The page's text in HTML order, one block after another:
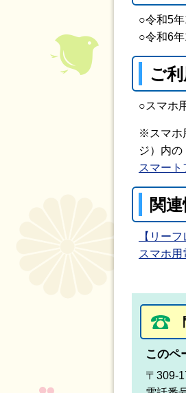
○令和5
○令和6
ご
○スマホ
※スマホ
ジ）内の
スマート
関
【リー
スマホ
このペ
〒309-